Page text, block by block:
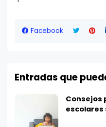
Facebook
Entradas que
Consejos
escolares